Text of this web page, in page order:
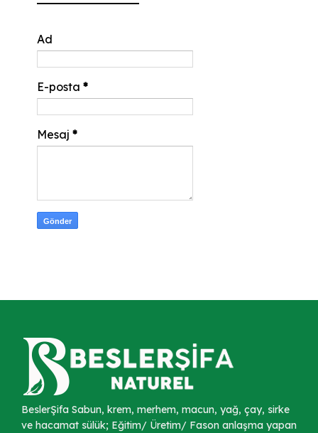
Ad
E-posta *
Mesaj *
BeslerŞifa Sabun, krem, merhem, macun, yağ, çay, sirke
ve hacamat sülük; Eğitim/ Üretim/ Fason anlaşma yapan